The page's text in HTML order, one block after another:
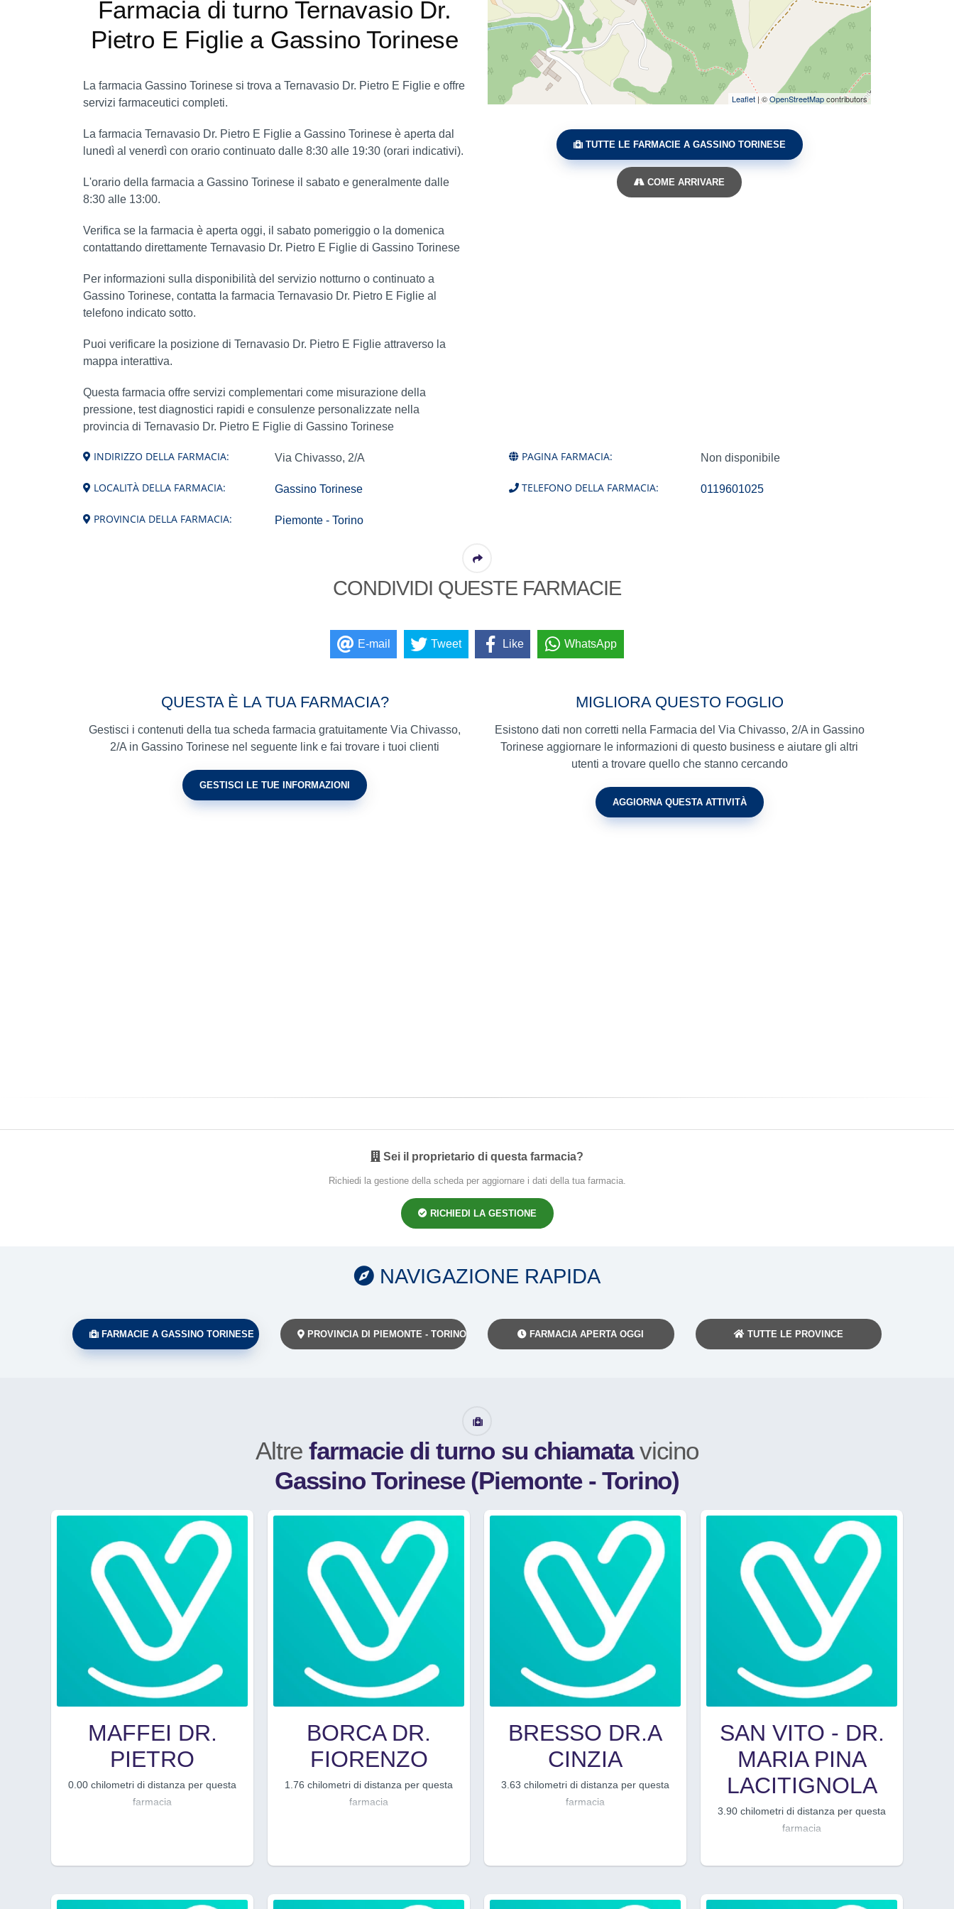
Farmacia di turno Ternavasio Dr.
Pietro E Figlie a Gassino Torinese
La farmacia Gassino Torinese si trova a Ternavasio Dr. Pietro E Figlie e offre
servizi farmaceutici completi.
La farmacia Ternavasio Dr. Pietro E Figlie a Gassino Torinese è aperta dal
lunedì al venerdì con orario continuato dalle 8:30 alle 19:30 (orari indicativi).
L'orario della farmacia a Gassino Torinese il sabato e generalmente dalle
8:30 alle 13:00.
Verifica se la farmacia è aperta oggi, il sabato pomeriggio o la domenica
contattando direttamente Ternavasio Dr. Pietro E Figlie di Gassino Torinese
Per informazioni sulla disponibilità del servizio notturno o continuato a
Gassino Torinese, contatta la farmacia Ternavasio Dr. Pietro E Figlie al
telefono indicato sotto.
Puoi verificare la posizione di Ternavasio Dr. Pietro E Figlie attraverso la
mappa interattiva.
Questa farmacia offre servizi complementari come misurazione della
pressione, test diagnostici rapidi e consulenze personalizzate nella
provincia di Ternavasio Dr. Pietro E Figlie di Gassino Torinese
Leaflet | ©OpenStreetMapcontributors
TUTTE LE FARMACIE A GASSINO TORINESE
COME ARRIVARE
INDIRIZZO DELLA FARMACIA: Via Chivasso, 2/A
LOCALITÀ DELLA FARMACIA: Gassino Torinese
PROVINCIA DELLA FARMACIA: Piemonte - Torino
PAGINA FARMACIA: Non disponibile
TELEFONO DELLA FARMACIA: 0119601025
CONDIVIDI QUESTE FARMACIE
E-mail Tweet Like WhatsApp
QUESTA È LA TUA FARMACIA?
Gestisci i contenuti della tua scheda farmacia gratuitamente Via Chivasso,
2/A in Gassino Torinese nel seguente link e fai trovare i tuoi clienti
MIGLIORA QUESTO FOGLIO
Esistono dati non corretti nella Farmacia del Via Chivasso, 2/A in Gassino
Torinese aggiornare le informazioni di questo business e aiutare gli altri
utenti a trovare quello che stanno cercando
Sei il proprietario di questa farmacia?
Richiedi la gestione della scheda per aggiornare i dati della tua farmacia.
RICHIEDI LA GESTIONE
NAVIGAZIONE RAPIDA
FARMACIE A GASSINO TORINESE PROVINCIA DI PIEMONTE - TORINO FARMACIA APERTA OGGI TUTTE LE PROVINCE
Altre farmacie di turno su chiamatavicino
Gassino Torinese (Piemonte - Torino)
MAFFEI DR.
PIETRO
0.00 chilometri di distanza per questa
farmacia
BORCA DR.
FIORENZO
1.76 chilometri di distanza per questa
farmacia
BRESSO DR.A
CINZIA
3.63 chilometri di distanza per questa
farmacia
SAN VITO - DR.
MARIA PINA
LACITIGNOLA
3.90 chilometri di distanza per questa
farmacia